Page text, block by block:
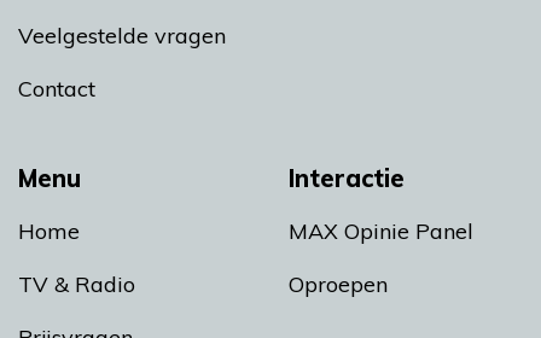
Menu
Home
TV & Radio
Interactie
MAX Opinie Panel
Oproepen
Veelgestelde vragen
Contact